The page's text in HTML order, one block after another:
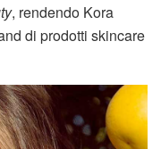
, rendendo Kora
di prodotti skincare